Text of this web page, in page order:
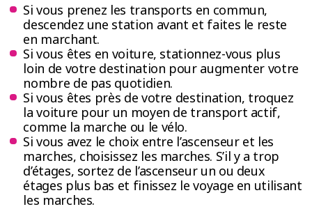
Si vous prenez les transports en commun,
descendez une station avant et faites le reste
en marchant.
Si vous êtes en voiture, stationnez-vous plus
loin de votre destination pour augmenter votre
nombre de pas quotidien.
Si vous êtes près de votre destination, troquez
la voiture pour un moyen de transport actif,
comme la marche ou le vélo.
Si vous avez le choix entre l’ascenseur et les
marches, choisissez les marches. S’il y a trop
d’étages, sortez de l’ascenseur un ou deux
étages plus bas et finissez le voyage en utilisant
les marches.